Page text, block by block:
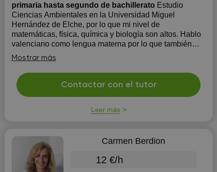
primaria hasta segundo de bachillerato Estudio
Ciencias Ambientales en la Universidad Miguel
Hernández de Elche, por lo que mi nivel de
matemáticas, física, química y biología son altos. Hablo
valenciano como lengua materna por lo que también
tengo muy buen nivel. En cuanto al ingles, desde
pequeña he ido a una academia con profesores na...
Mostrar más
Contactar con el tutor
Leer más
Carmen Berdion
12 €/h